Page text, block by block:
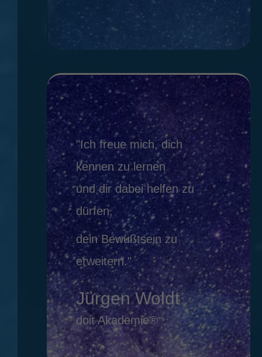
"Ich freue mich, dich
kennen zu lernen
und dir dabei helfen zu
dürfen,
dein Bewußtsein zu
erweitern."
Jürgen Woldt
doit Akademie®